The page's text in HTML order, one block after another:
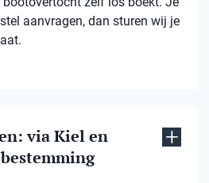
aanvragen, dan sturen wij je
via Kiel en